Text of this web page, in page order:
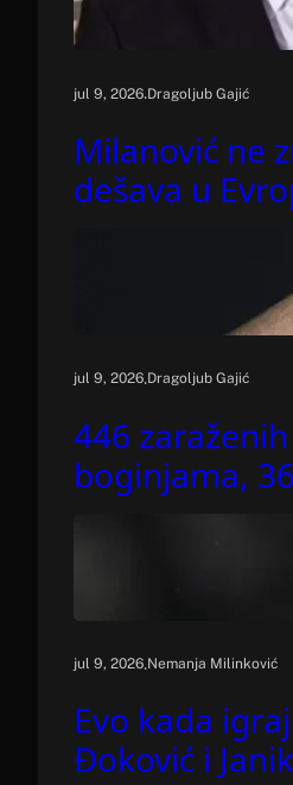
jul 9, 2026.Dragoljub Gajić
Milanović ne
dešava u
jul 9, 2026.Dragoljub Gajić
446
boginjama,
jul 9, 2026.Nemanja Milinković
Evo kada
Đoković i